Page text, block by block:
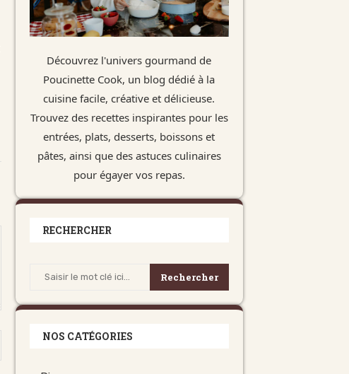
Découvrez l'univers gourmand de
Poucinette Cook, un blog dédié à la
cuisine facile, créative et délicieuse.
Trouvez des recettes inspirantes pour les
entrées, plats, desserts, boissons et
pâtes, ainsi que des astuces culinaires
pour égayer vos repas.
RECHERCHER
Rechercher
NOS CATÉGORIES